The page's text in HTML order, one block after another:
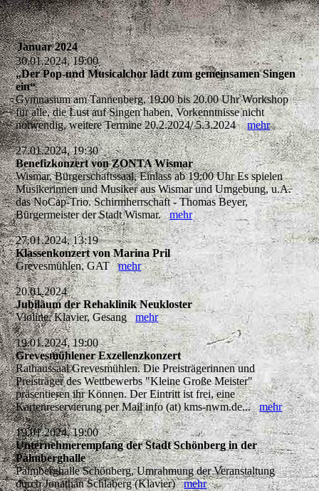
Januar 2024
30.01.2024, 19:00
„Der Pop-und Musicalchor lädt zum gemeinsamen Singen
ein“
Gymnasium am Tannenberg, 19.00 bis 20.00 Uhr Workshop
für alle, die Lust auf Singen haben, Vorkenntnisse nicht
notwendig, weitere Termine 20.2.2024/ 5.3.2024mehr
27.01.2024, 19:30
Benefizkonzert von ZONTA Wismar
Wismar, Bürgerschaftssaal, Einlass ab 19:00 Uhr Es spielen
Musikerinnen und Musiker aus Wismar und Umgebung, u.A.
das NoCap-Trio. Schirmherrschaft - Thomas Beyer,
Bürgermeister der Stadt Wismar.mehr
27.01.2024, 13:19
Klassenkonzert von Marina Pril
Grevesmühlen, GATmehr
20.01.2024
Jubiläum der Rehaklinik Neukloster
Violine, Klavier, Gesangmehr
19.01.2024, 19:00
Grevesmühlener Exzellenzkonzert
Rathaussaal Grevesmühlen. Die Preisträgerinnen und
Preisträger des Wettbewerbs "Kleine Große Meister"
präsentieren ihr Können. Der Eintritt ist frei, eine
Kartenreservierung per Mail info (at) kms-nwm.de...mehr
19.01.2024, 19:00
Unternehmerempfang der Stadt Schönberg in der
Palmberghalle
Palmberghalle Schönberg, Umrahmung der Veranstaltung
durch Jonathan Schlaberg (Klavier)mehr